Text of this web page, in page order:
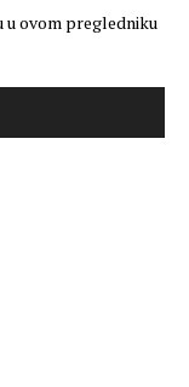
u ovom pregledniku